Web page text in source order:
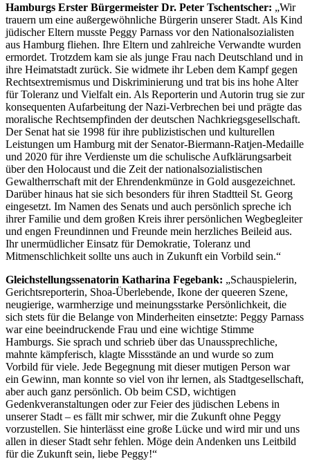
Hamburgs Erster Bürgermeister Dr. Peter Tschentscher: „Wir
trauern um eine außergewöhnliche Bürgerin unserer Stadt. Als Kind
jüdischer Eltern musste Peggy Parnass vor den Nationalsozialisten
aus Hamburg fliehen. Ihre Eltern und zahlreiche Verwandte wurden
ermordet. Trotzdem kam sie als junge Frau nach Deutschland und in
ihre Heimatstadt zurück. Sie widmete ihr Leben dem Kampf gegen
Rechtsextremismus und Diskriminierung und trat bis ins hohe Alter
für Toleranz und Vielfalt ein. Als Reporterin und Autorin trug sie zur
konsequenten Aufarbeitung der Nazi-Verbrechen bei und prägte das
moralische Rechtsempfinden der deutschen Nachkriegsgesellschaft.
Der Senat hat sie 1998 für ihre publizistischen und kulturellen
Leistungen um Hamburg mit der Senator-Biermann-Ratjen-Medaille
und 2020 für ihre Verdienste um die schulische Aufklärungsarbeit
über den Holocaust und die Zeit der nationalsozialistischen
Gewaltherrschaft mit der Ehrendenkmünze in Gold ausgezeichnet.
Darüber hinaus hat sie sich besonders für ihren Stadtteil St. Georg
eingesetzt. Im Namen des Senats und auch persönlich spreche ich
ihrer Familie und dem großen Kreis ihrer persönlichen Wegbegleiter
und engen Freundinnen und Freunde mein herzliches Beileid aus.
Ihr unermüdlicher Einsatz für Demokratie, Toleranz und
Mitmenschlichkeit sollte uns auch in Zukunft ein Vorbild sein.“
Gleichstellungssenatorin Katharina Fegebank: „Schauspielerin,
Gerichtsreporterin, Shoa-Überlebende, Ikone der queeren Szene,
neugierige, warmherzige und meinungsstarke Persönlichkeit, die
sich stets für die Belange von Minderheiten einsetzte: Peggy Parnass
war eine beeindruckende Frau und eine wichtige Stimme
Hamburgs. Sie sprach und schrieb über das Unaussprechliche,
mahnte kämpferisch, klagte Missstände an und wurde so zum
Vorbild für viele. Jede Begegnung mit dieser mutigen Person war
ein Gewinn, man konnte so viel von ihr lernen, als Stadtgesellschaft,
aber auch ganz persönlich. Ob beim CSD, wichtigen
Gedenkveranstaltungen oder zur Feier des jüdischen Lebens in
unserer Stadt – es fällt mir schwer, mir die Zukunft ohne Peggy
vorzustellen. Sie hinterlässt eine große Lücke und wird mir und uns
allen in dieser Stadt sehr fehlen. Möge dein Andenken uns Leitbild
für die Zukunft sein, liebe Peggy!“